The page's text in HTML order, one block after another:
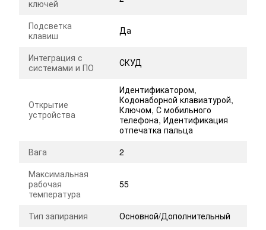
ключей
Подсветка
клавиш
Да
Интеграция с
системами и ПО
СКУД
Открытие
устройства
Идентификатором,
Кодонаборной клавиатурой,
Ключом, С мобильного
телефона, Идентификация
отпечатка пальца
Вага
2
Максимальная
рабочая
температура
55
Тип запирания
Основной/Дополнительный